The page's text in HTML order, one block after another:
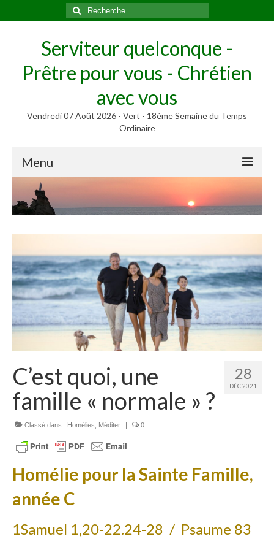
Rechercher
:
Serviteur quelconque -
Prêtre pour vous - Chrétien
avec vous
Vendredi 07 Août 2026 - Vert - 18ème Semaine du Temps
Ordinaire
Menu
Méditer
Homélies, Poèmes
Poèmes
Homélies
Homélies de Mariages
Homélies de Pèlerinages
Mon témoignage
Lire
Articles, Chroniques
Livres
Grandir : rubrique Cliquer
Cath.ch
Echo Magazine – Trait Libre
Echo Magazine – Evangile
28
DÉC 2021
C’est quoi, une
famille « normale » ?
Classé dans : Homélies Méditer 0
Homélie pour la Sainte Famille,
année C
1Samuel 1,20-22.24-28 / Psaume 83